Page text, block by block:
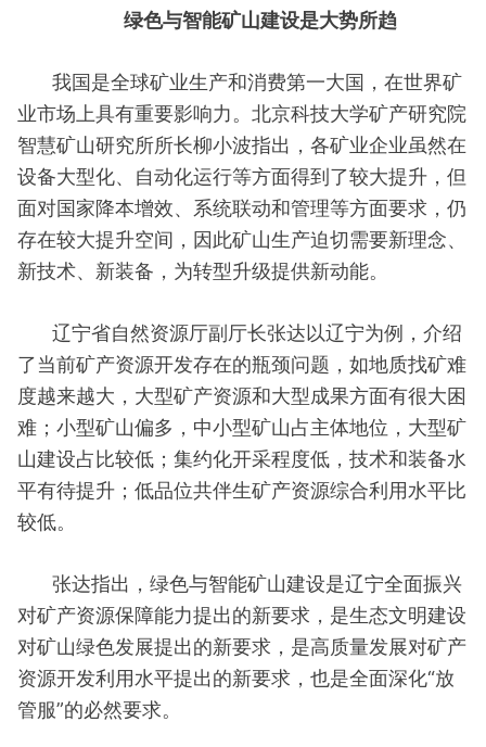
绿色与智能矿山建设是大势所趋
我国是全球矿业生产和消费第一大国，在世界矿
业市场上具有重要影响力。北京科技大学矿产研究院
智慧矿山研究所所长柳小波指出，各矿业企业虽然在
设备大型化、自动化运行等方面得到了较大提升，但
面对国家降本增效、系统联动和管理等方面要求，仍
存在较大提升空间，因此矿山生产迫切需要新理念、
新技术、新装备，为转型升级提供新动能。
辽宁省自然资源厅副厅长张达以辽宁为例，介绍
了当前矿产资源开发存在的瓶颈问题，如地质找矿难
度越来越大，大型矿产资源和大型成果方面有很大困
难；小型矿山偏多，中小型矿山占主体地位，大型矿
山建设占比较低；集约化开采程度低，技术和装备水
平有待提升；低品位共伴生矿产资源综合利用水平比
较低。
张达指出，绿色与智能矿山建设是辽宁全面振兴
对矿产资源保障能力提出的新要求，是生态文明建设
对矿山绿色发展提出的新要求，是高质量发展对矿产
资源开发利用水平提出的新要求，也是全面深化“放
管服”的必然要求。